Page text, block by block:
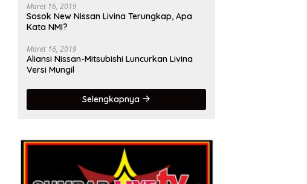
Maret 16, 2019
Sosok New Nissan Livina Terungkap, Apa
Kata NMI?
Maret 16, 2019
Aliansi Nissan-Mitsubishi Luncurkan Livina
Versi Mungil
Selengkapnya